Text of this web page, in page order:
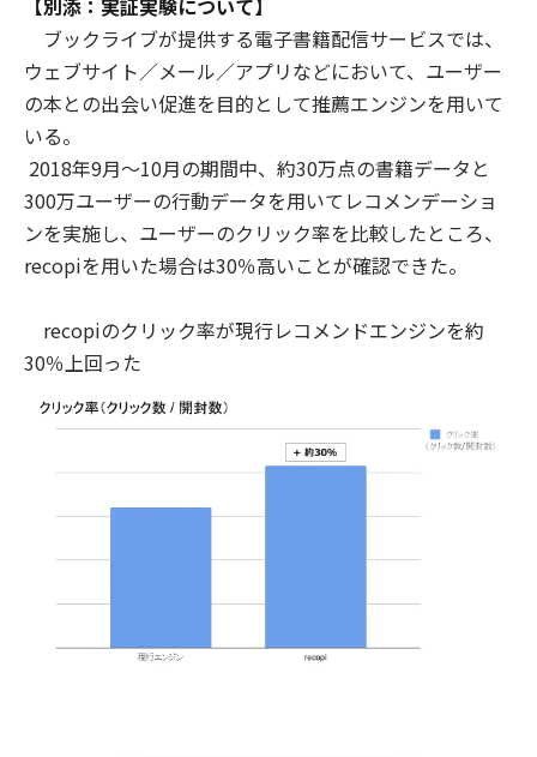
【別添：実証実験について】
ブックライブが提供する電子書籍配信サービスでは、
ウェブサイト／メール／アプリなどにおいて、ユーザー
の本との出会い促進を目的として推薦エンジンを用いて
いる。
2018年9月〜10月の期間中、約30万点の書籍データと
300万ユーザーの行動データを用いてレコメンデーショ
ンを実施し、ユーザーのクリック率を比較したところ、
recopiを用いた場合は30％高いことが確認できた。
recopiのクリック率が現行レコメンドエンジンを約
30％上回った